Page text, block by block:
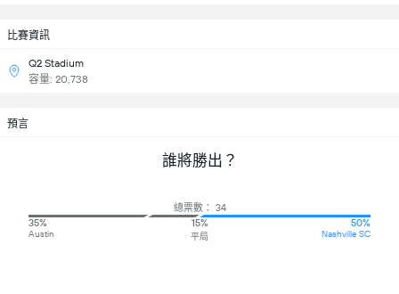
比賽資訊
Q2 Stadium
容量: 20,738
預言
誰將勝出？
總票數： 34
35%
Austin
15%
平局
50%
Nashville SC